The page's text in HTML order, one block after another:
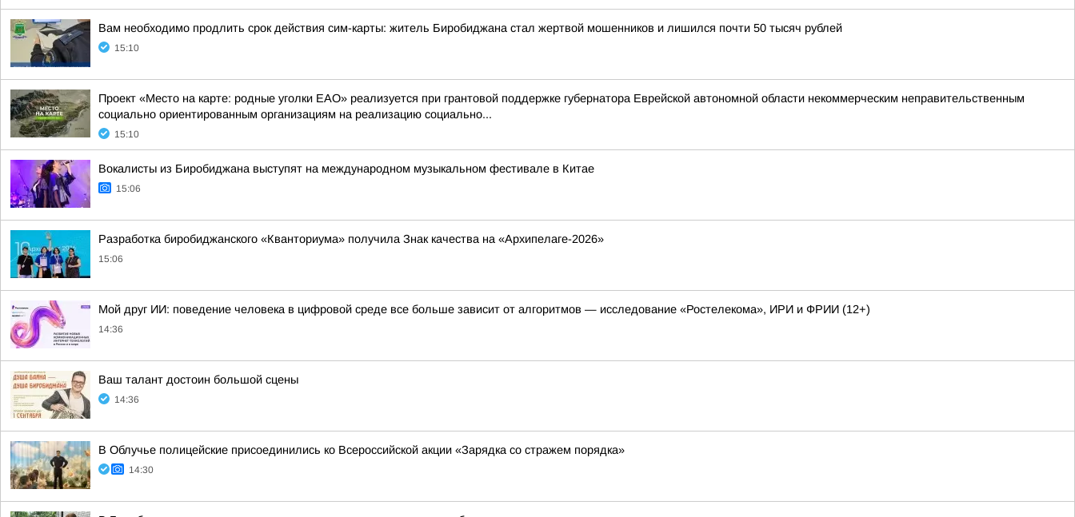
Вам необходимо продлить срок действия сим-карты: житель Биробиджана стал жертвой мошенников и лишился почти 50 тысяч рублей
15:10
Проект «Место на карте: родные уголки ЕАО» реализуется при грантовой поддержке губернатора Еврейской автономной области некоммерческим неправительственным
социально ориентированным организациям на реализацию социально...
15:10
Вокалисты из Биробиджана выступят на международном музыкальном фестивале в Китае
15:06
Разработка биробиджанского «Кванториума» получила Знак качества на «Архипелаге-2026»
15:06
Мой друг ИИ: поведение человека в цифровой среде все больше зависит от алгоритмов — исследование «Ростелекома», ИРИ и ФРИИ (12+)
14:36
Ваш талант достоин большой сцены
14:36
В Облучье полицейские присоединились ко Всероссийской акции «Зарядка со стражем порядка»
14:30